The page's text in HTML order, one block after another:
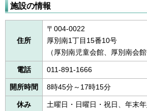
施設の情報
住所
〒004-0022
厚別南1丁目15番10号
（厚別南児童会館、厚別南会館
電話 011-891-1666
開所時間 8時45分～17時15分
休み
土曜日・日曜日・祝日、年末